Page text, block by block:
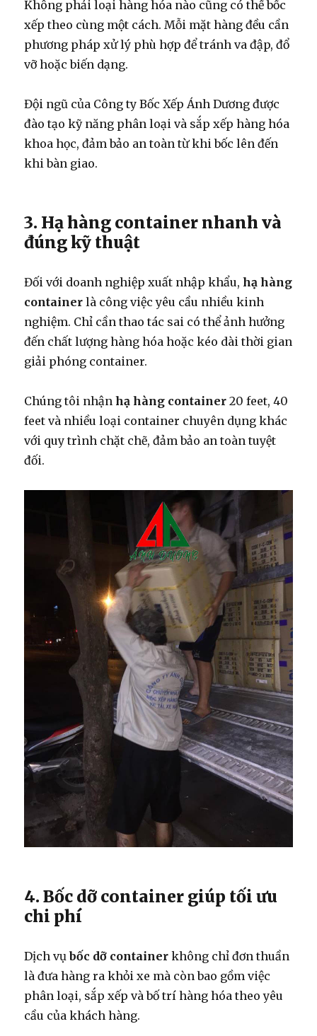
Không phải loại hàng hóa nào cũng có thể bốc
xếp theo cùng một cách. Mỗi mặt hàng đều cần
phương pháp xử lý phù hợp để tránh va đập, đổ
vỡ hoặc biến dạng.
Đội ngũ của Công ty Bốc Xếp Ánh Dương được
đào tạo kỹ năng phân loại và sắp xếp hàng hóa
khoa học, đảm bảo an toàn từ khi bốc lên đến
khi bàn giao.
3. Hạ hàng container nhanh và
đúng kỹ thuật
Đối với doanh nghiệp xuất nhập khẩu,hạ hàng
container là công việc yêu cầu nhiều kinh
nghiệm. Chỉ cần thao tác sai có thể ảnh hưởng
đến chất lượng hàng hóa hoặc kéo dài thời gian
giải phóng container.
Chúng tôi nhậnhạ hàng container 20 feet, 40
feet và nhiều loại container chuyên dụng khác
với quy trình chặt chẽ, đảm bảo an toàn tuyệt
đối.
4. Bốc dỡ container giúp tối ưu
chi phí
Dịch vụbốc dỡ container không chỉ đơn thuần
là đưa hàng ra khỏi xe mà còn bao gồm việc
phân loại, sắp xếp và bố trí hàng hóa theo yêu
cầu của khách hàng.